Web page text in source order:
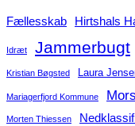
Fællesskab Hirtshals
Idræt Jammerbugt
Kristian Bøgsted Laura
Mariagerfjord Kommune Mors
Morten Thiessen